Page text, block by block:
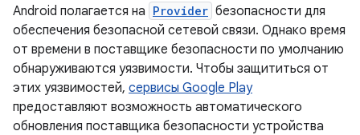
Android полагается на Provider безопасности для
обеспечения безопасной сетевой связи. Однако время
от времени в поставщике безопасности по умолчанию
обнаруживаются уязвимости. Чтобы защититься от
этих уязвимостей, сервисы Google Play
предоставляют возможность автоматического
обновления поставщика безопасности устройства